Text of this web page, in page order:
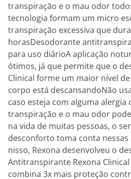
transpiração e o mau odor
tecnologia formam um micro
transpiração excessiva que
horasDesodorante
para uso diárioA aplicação
ótimos, já que permite que o
Clinical forme um maior nível
corpo está descansandoNão
caso esteja com alguma alergia
transpiração e o mau odor
na vida de muitas pessoas, o
desconforto toma conta nessas
nisso, Rexona desenvolveu o
Antitranspirante Rexona
combina 3x mais proteção